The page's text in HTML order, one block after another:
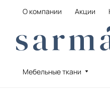
О компании Акции
Мебельные ткани